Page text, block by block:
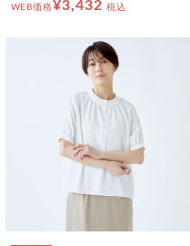
WEB価格¥3,432 税込